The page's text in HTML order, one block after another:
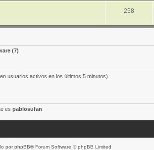
258
(7)
usuarios activos en los últimos 5 minutos)
es pablosufan
por phpBB® Forum Software © phpBB Limited